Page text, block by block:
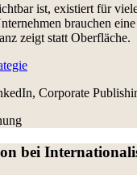
ist, existiert für
brauchen
zeigt statt Oberfläche.
Corporate
bei